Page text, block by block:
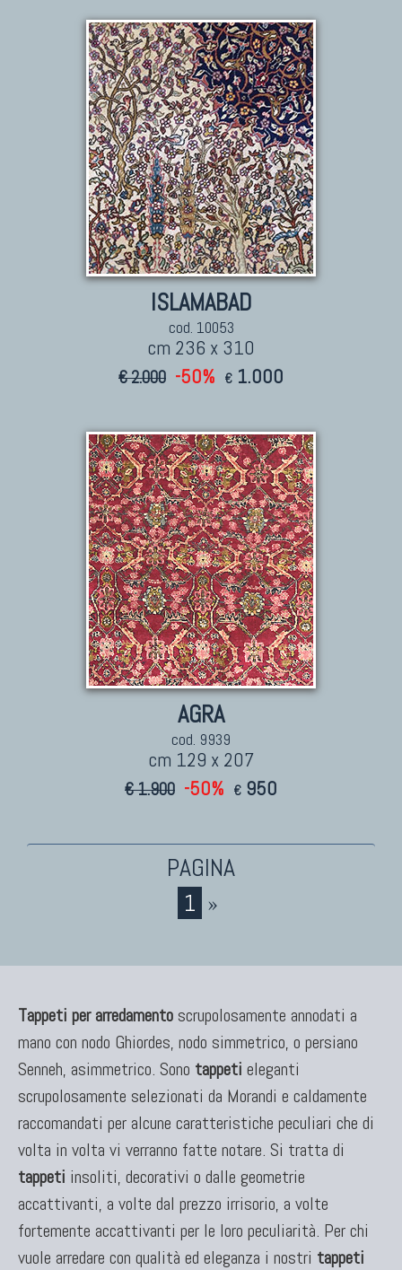
Kilim Nuovi
Nuovissimi Kilim India
Arazzi E Ricami
TAPPETI PER ARREDAMENTO
Tappeti Turchi Vecchi E Nuovi
Tappeti Turcomanni Vecchi E Nuovi
Tappeti Beluci
ISLAMABAD
cod. 10053
cm 236 x 310
€ 2.000 -50% € 1.000
AGRA
cod. 9939
cm 129 x 207
€ 1.900 -50% € 950
1 »
Tappeti per arredamento scrupolosamente annodati a
mano con nodo Ghiordes, nodo simmetrico, o persiano
Senneh, asimmetrico. Sono tappeti eleganti
scrupolosamente selezionati da Morandi e caldamente
raccomandati per alcune caratteristiche peculiari che di
volta in volta vi verranno fatte notare. Si tratta di
tappeti insoliti, decorativi o dalle geometrie
accattivanti, a volte dal prezzo irrisorio, a volte
fortemente accattivanti per le loro peculiarità. Per chi
vuole arredare con qualità ed eleganza i nostri tappeti